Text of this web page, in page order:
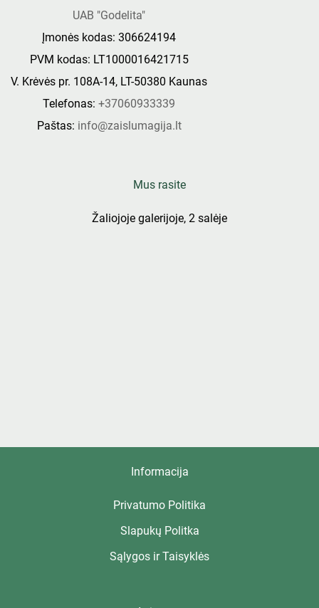
UAB "Godelita"
Įmonės kodas: 306624194
PVM kodas: LT1000016421715
V. Krėvės pr. 108A-14, LT-50380 Kaunas
Telefonas: +37060933339
Paštas: info@zaislumagija.lt
Mus rasite
Žaliojoje galerijoje, 2 salėje
Informacija
Privatumo Politika
Slapukų Politka
Sąlygos ir Taisyklės